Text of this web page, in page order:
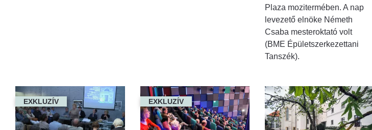
Plaza mozitermében. A nap
levezető elnöke Németh
Csaba mesteroktató volt
(BME Épületszerkezettani
Tanszék).
EXKLUZÍV EXKLUZÍV